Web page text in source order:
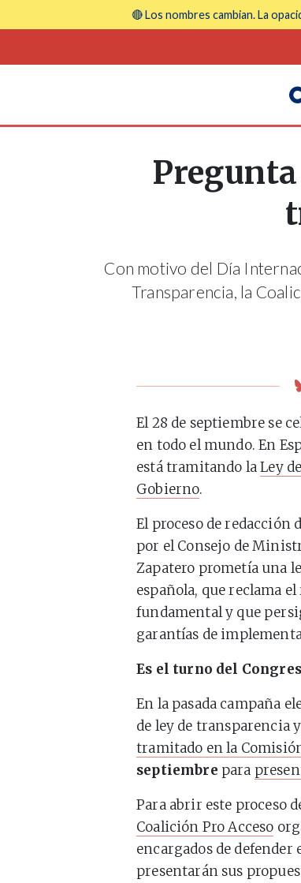
🔴 Los nombres cambian. La
Con motivo del Día
Transparencia, la
El 28 de septiembre se
en todo el mundo. En
está tramitando laLey
Gobierno.
El proceso de redacción
por el Consejo de
Zapatero prometía una
española, que reclama
fundamental y que
garantías de
Es el turno del
En la pasada campaña
de ley de transparencia
tramitado en la
septiembre para
Para abrir este proceso
Coalición Pro Acceso
encargados de defender
presentarán sus